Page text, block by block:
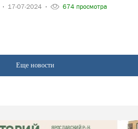
17-07-2024 674 просмотра
Еще новости